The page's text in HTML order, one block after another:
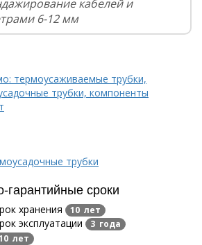
кабелей и
6-12 мм
термоусаживаемые трубки,
трубки, компоненты
трубки
гарантийные сроки
хранения 10 лет
эксплуатации 3 года
лет